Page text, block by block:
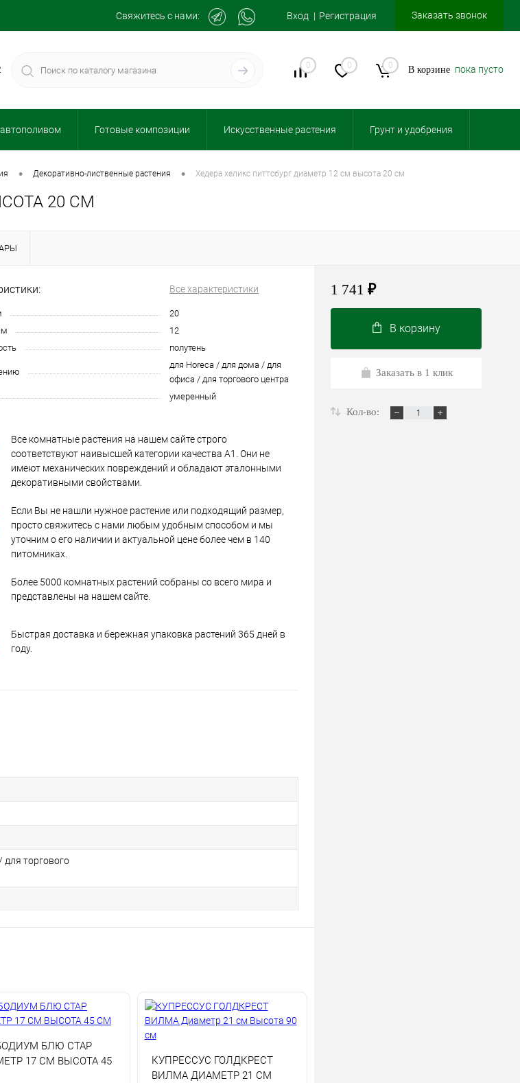
Свяжитесь с нами: Вход Регистрация Заказать звонок
0 0 0 В корзине пока пусто
Готовые композиции Искусственные растения Грунт и удобрения
• декоративно-лиственные растения • хедера хеликс питтсбург диаметр 12 см высота 20 см
20 СМ
Все характеристики
20
12
полутень
для Horeca / для дома / для
офиса / для торгового центра
умеренный
Все комнатные растения на нашем сайте строго
соответствуют наивысшей категории качества А1. Они не
имеют механических повреждений и обладают эталонными
декоративными свойствами.
Если Вы не нашли нужное растение или подходящий размер,
просто свяжитесь с нами любым удобным способом и мы
уточним о его наличии и актуальной цене более чем в 140
питомниках.
Более 5000 комнатных растений собраны со всего мира и
представлены на нашем сайте.
Быстрая доставка и бережная упаковка растений 365 дней в
году.
торгового
БЛЮ СТАР
17 СМ ВЫСОТА 45
КУПРЕССУС ГОЛДКРЕСТ
ВИЛМА ДИАМЕТР 21 СМ
1 741 ₽
В корзину
Заказать в 1 клик
Кол-во: